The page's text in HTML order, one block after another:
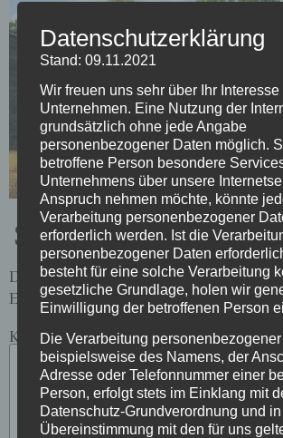
Schreibe einen
Deine E-Mail-Adresse wird nicht
Erforderliche Felder sind mit*
Kommentar*
Datenschutzerklärung
Stand: 09.11.2021
Wir freuen uns sehr über Ihr
Unternehmen. Eine Nutzung der
grundsätzlich ohne jede Angabe
personenbezogener Daten möglich.
betroffene Person besondere
Unternehmens über unsere
Anspruch nehmen möchte, könnte
Verarbeitung personenbezogener
erforderlich werden. Ist die
personenbezogener Daten
besteht für eine solche Verarbeitung
gesetzliche Grundlage, holen wir
Einwilligung der betroffenen Person
Die Verarbeitung
beispielsweise des Namens, der
Adresse oder Telefonnummer einer
Person, erfolgt stets im Einklang mit
Datenschutz-Grundverordnung und in
Übereinstimmung mit den für uns